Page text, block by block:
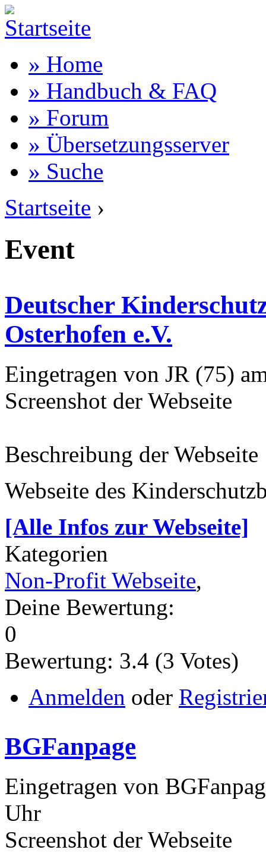
» Home
» Handbuch & FAQ
» Forum
» Übersetzungsserver
» Suche
Startseite ›
Event
Deutscher
Osterhofen e.V.
Eingetragen von JR (75)
Screenshot der Webseite
Beschreibung der Webseite
Webseite des
[Alle Infos zur Webseite]
Kategorien
Non-Profit Webseite,
Deine Bewertung:
0
Bewertung: 3.4 (3 Votes)
Anmelden oder
BGFanpage
Eingetragen von
Uhr
Screenshot der Webseite